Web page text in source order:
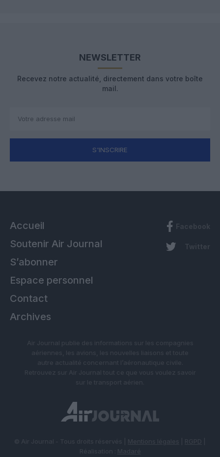
NEWSLETTER
Recevez notre actualité, directement dans votre boîte
mail.
S'INSCRIRE
Accueil
Soutenir Air Journal
S’abonner
Espace personnel
Contact
Archives